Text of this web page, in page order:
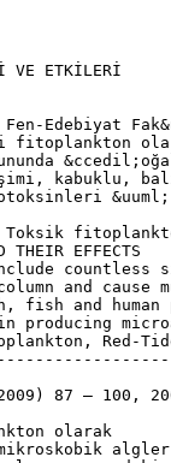
VE ETKİLERİ
Edebiyat
fitoplankton
kabuklu,
THEIR EFFECTS
countless
and
fish and
Red-